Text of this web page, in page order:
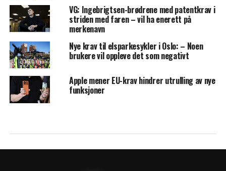
VG: Ingebrigtsen-brødrene med patentkrav i
striden med faren – vil ha enerett på
merkenavn
Nye krav til elsparkesykler i Oslo: – Noen
brukere vil oppleve det som negativt
Apple mener EU-krav hindrer utrulling av nye
funksjoner